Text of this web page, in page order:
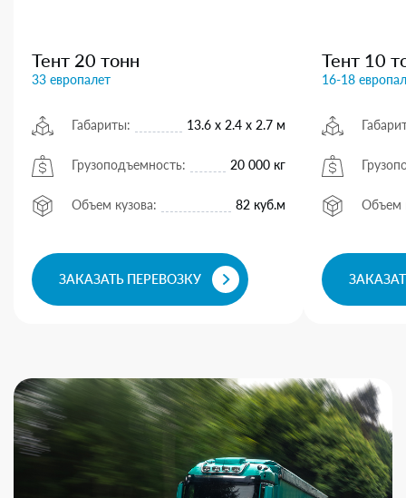
Тент 20 тонн
33 европалет
Габариты: 13.6 х 2.4 х 2.7 м
Грузоподъемность: 20 000 кг
Объем кузова: 82 куб.м
ЗАКАЗАТЬ ПЕРЕВОЗКУ
Тент 10
16-18
Объем